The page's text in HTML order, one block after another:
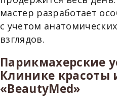
мастер разработает
с учетом
взглядов.
Парикмахерские
Клинике красоты
«BeautyMed»